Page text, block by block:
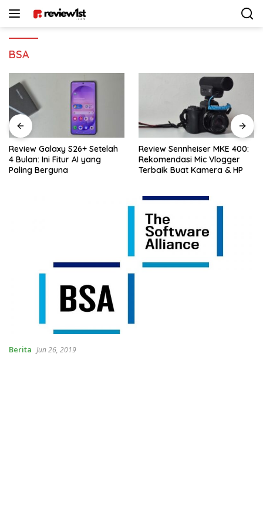
BSA
Review Galaxy S26+ Setelah
4 Bulan: Ini Fitur AI yang
Paling Berguna
Review Sennheiser MKE 400:
Rekomendasi Mic Vlogger
Terbaik Buat Kamera & HP
Berita Jun 26, 2019